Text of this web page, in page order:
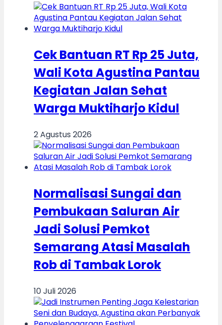
Cek Bantuan RT Rp 25 Juta,
Wali Kota Agustina Pantau
Kegiatan Jalan Sehat
Warga Muktiharjo Kidul
2 Agustus 2026
Normalisasi Sungai dan
Pembukaan Saluran Air
Jadi Solusi Pemkot
Semarang Atasi Masalah
Rob di Tambak Lorok
10 Juli 2026